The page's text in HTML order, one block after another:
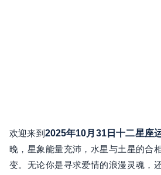
欢迎来到 2025年10月31日十二星座
晚，星象能量充沛，水星与土星的合
变。无论你是寻求爱情的浪漫灵魂，